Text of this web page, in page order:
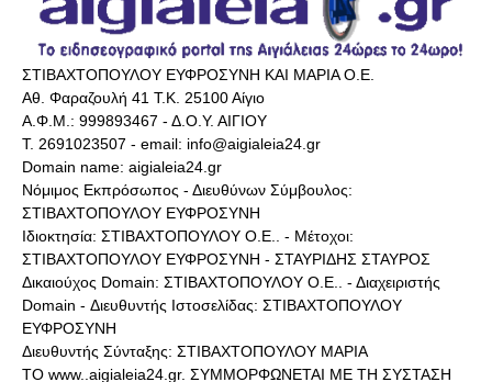
ΣΤΙΒΑΧΤΟΠΟΥΛΟΥ ΕΥΦΡΟΣΥΝΗ ΚΑΙ ΜΑΡΙΑ Ο.Ε.
Αθ. Φαραζουλή 41 Τ.Κ. 25100 Αίγιο
Α.Φ.Μ.: 999893467 - Δ.Ο.Υ. ΑΙΓΙΟΥ
Τ. 2691023507 - email: info@aigialeia24.gr
Domain name: aigialeia24.gr
Νόμιμος Εκπρόσωπος - Διευθύνων Σύμβουλος:
ΣΤΙΒΑΧΤΟΠΟΥΛΟΥ ΕΥΦΡΟΣΥΝΗ
Ιδιοκτησία: ΣΤΙΒΑΧΤΟΠΟΥΛΟΥ Ο.Ε.. - Μέτοχοι:
ΣΤΙΒΑΧΤΟΠΟΥΛΟΥ ΕΥΦΡΟΣΥΝΗ - ΣΤΑΥΡΙΔΗΣ ΣΤΑΥΡΟΣ
Δικαιούχος Domain: ΣΤΙΒΑΧΤΟΠΟΥΛΟΥ Ο.Ε.. - Διαχειριστής
Domain - Διευθυντής Ιστοσελίδας: ΣΤΙΒΑΧΤΟΠΟΥΛΟΥ
ΕΥΦΡΟΣΥΝΗ
Διευθυντής Σύνταξης: ΣΤΙΒΑΧΤΟΠΟΥΛΟΥ ΜΑΡΙΑ
ΤΟ www..aigialeia24.gr. ΣΥΜΜΟΡΦΩΝΕΤΑΙ ΜΕ ΤΗ ΣΥΣΤΑΣΗ